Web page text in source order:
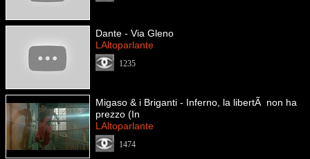
Dante - Via Gleno
LAltoparlante
1235
Migaso & i Briganti - Inferno, la libertÃ non ha
prezzo (In
LAltoparlante
1474